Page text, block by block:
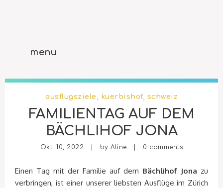
menu
ausflugsziele , kuerbishof, schweiz
FAMILIENTAG AUF DEM
BÄCHLIHOF JONA
Okt. 10, 2022 | byAline 0 comments
Einen Tag mit der Familie auf dem Bächlihof Jona zu
verbringen, ist einer unserer liebsten Ausflüge im Zürich